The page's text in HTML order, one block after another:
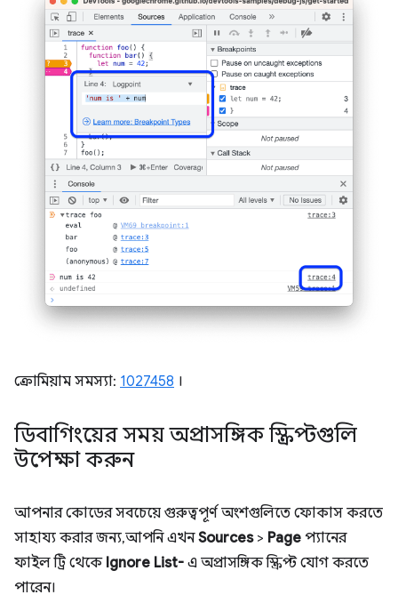
ক্রোমিয়াম সমস্যা: 1027458 ।
ডিবাগিংয়ের সময় অপ্রাসঙ্গিক স্ক্রিপ্টগুলি
উপেক্ষা করুন
আপনার কোডের সবচেয়ে গুরুত্বপূর্ণ অংশগুলিতে ফোকাস করতে
সাহায্য করার জন্য, আপনি এখনSources> Page প্যানের
ফাইল ট্রি থেকে Ignore List- এ অপ্রাসঙ্গিক স্ক্রিপ্ট যোগ করতে
পারেন।